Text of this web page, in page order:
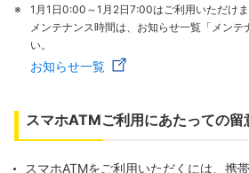
1月1日0:00～1月2日7:00はご利用いただけ
メンテナンス時間は、お知らせ一覧「メンテ
い。
お知らせ一覧
スマホATMご利用にあたっての留
スマホATMをご利用いただくには、携